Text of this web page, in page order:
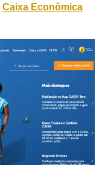
Caixa Econômica